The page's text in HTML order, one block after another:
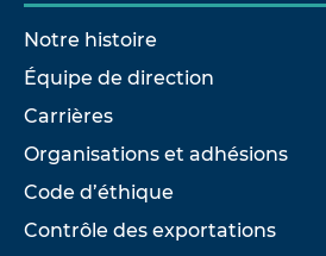
Notre histoire
Équipe de direction
Carrières
Organisations et adhésions
Code d’éthique
Contrôle des exportations